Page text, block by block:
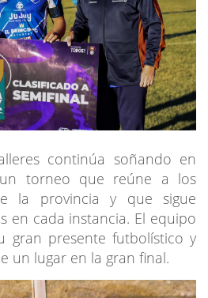
continúa soñando en
torneo que reúne a los
la provincia y que sigue
en cada instancia. El equipo
gran presente futbolístico y
un lugar en la gran final.